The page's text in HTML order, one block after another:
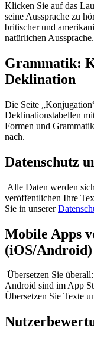
Klicken Sie auf das
seine Aussprache zu
britischer und
natürlichen Aussprache.
Grammatik:
Deklination
Die Seite
Deklinationstabellen
Formen und
nach.
Datenschutz
Alle Daten werden
veröffentlichen Ihre
Sie in unserer
Mobile Apps
(iOS/Android)
Übersetzen Sie
Android sind im App
Übersetzen Sie Texte